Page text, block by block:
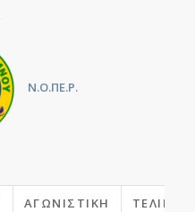
Ν.Ο.ΠΕ.Ρ.
ΑΓΩΝΙΣΤΙΚΉ ΤΕΛΙΚΌ